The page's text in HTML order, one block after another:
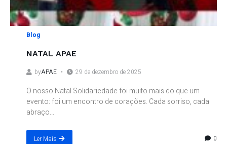
Blog
NATAL APAE
byAPAE 29 de dezembro de 2025
O nosso Natal Solidariedade foi muito mais do que um
evento: foi um encontro de corações. Cada sorriso, cada
abraço...
Ler Mais 0